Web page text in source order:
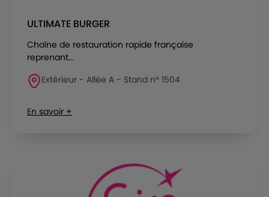
ULTIMATE BURGER
Chaîne de restauration rapide française
reprenant...
Extérieur - Allée A - Stand n° 1504
En savoir +